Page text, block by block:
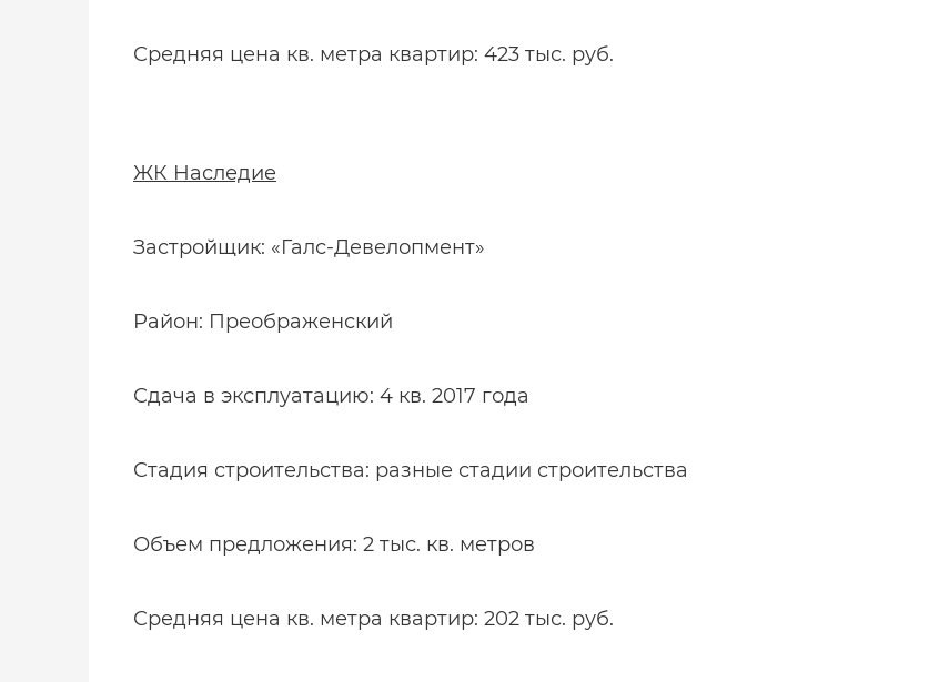
Средняя цена кв. метра квартир: 423 тыс. руб.
ЖК Наследие
Застройщик: «Галс-Девелопмент»
Район: Преображенский
Сдача в эксплуатацию: 4 кв. 2017 года
Стадия строительства: разные стадии строительства
Объем предложения: 2 тыс. кв. метров
Средняя цена кв. метра квартир: 202 тыс. руб.